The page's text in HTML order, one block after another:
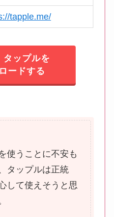
tapple.me/
タップルを
ードする
使うことに不安も
タップルは正統
して使えそうと思